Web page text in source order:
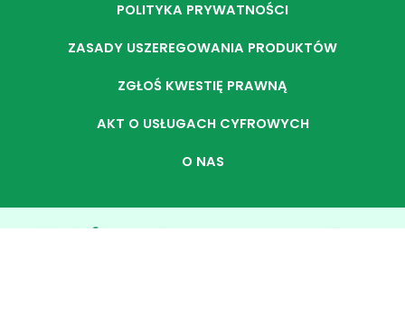
POLITYKA PRYWATNOŚCI
ZASADY USZEREGOWANIA PRODUKTÓW
ZGŁOŚ KWESTIĘ PRAWNĄ
AKT O USŁUGACH CYFROWYCH
O NAS